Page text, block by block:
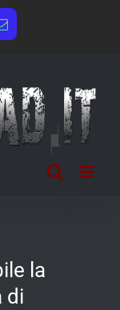
Email
la
di